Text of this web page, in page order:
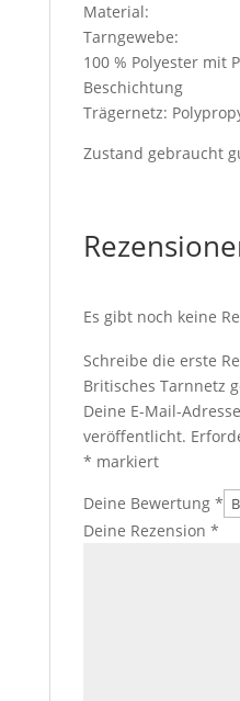
Material:
Tarngewebe:
100 % Polyester mit
Beschichtung
Trägernetz:
Zustand gebraucht
Es gibt noch keine
Schreibe die erste
Britisches Tarnnetz
Deine E-Mail-
veröffentlicht.
* markiert
Deine Bewertung *
Deine Rezension *